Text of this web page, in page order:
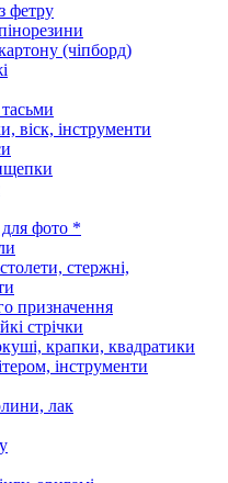
фетру
(чіпборд)
віск, інструменти
фото *
стержні,
призначення
стрічки
крапки, квадратики
інструменти
лак